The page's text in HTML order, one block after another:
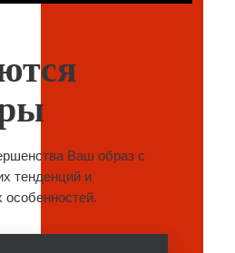
Ваш образ с
тенденций и